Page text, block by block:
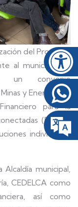
del Proyecto
al municipio de
un convenio
y Energía con
para la
(FAZNI),
individuales
municipal,
CEDELCA como
así como